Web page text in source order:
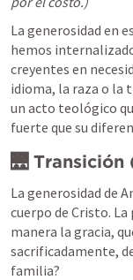
La generosidad en
hemos
creyentes en
idioma, la raza o la
un acto teológico
fuerte que su
🌉 Transición
La generosidad de
cuerpo de Cristo.
manera la gracia,
sacrificadamente,
familia?